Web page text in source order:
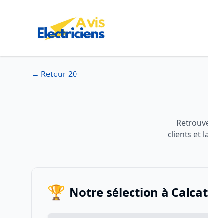
← Retour 20
clients et
🏆 Notre sélection à